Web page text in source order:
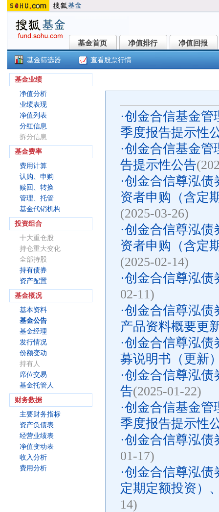
基金首页
基金首页 净值排行
净值排行 净值回报
净值回报
基金筛选器 查看股票行情
基金业绩
净值分析
业绩表现
净值列表
分红信息
拆分信息
基金费率
费用计算
认购、申购
赎回、转换
管理、托管
基金代销机构
投资组合
十大重仓股
持仓重大变化
全部持股
持有债券
资产配置
基金概况
基本资料
基金公告
基金经理
发行情况
份额变动
持有人
席位交易
基金托管人
财务数据
主要财务指标
资产负债表
经营业绩表
净值变动表
收入分析
费用分析
·创金合信基金管
季度报告提示性
·创金合信基金管
告提示性公告
·创金合信尊泓债
资者申购（含定
(2025-03-26)
·创金合信尊泓债
资者申购（含定
(2025-02-14)
·创金合信尊泓债
02-11)
·创金合信尊泓债
产品资料概要更
·创金合信尊泓债
募说明书（更新
·创金合信尊泓债
告(2025-01-22)
·创金合信基金管
季度报告提示性
·创金合信尊泓债
01-17)
·创金合信尊泓债
定期定额投资）
14)